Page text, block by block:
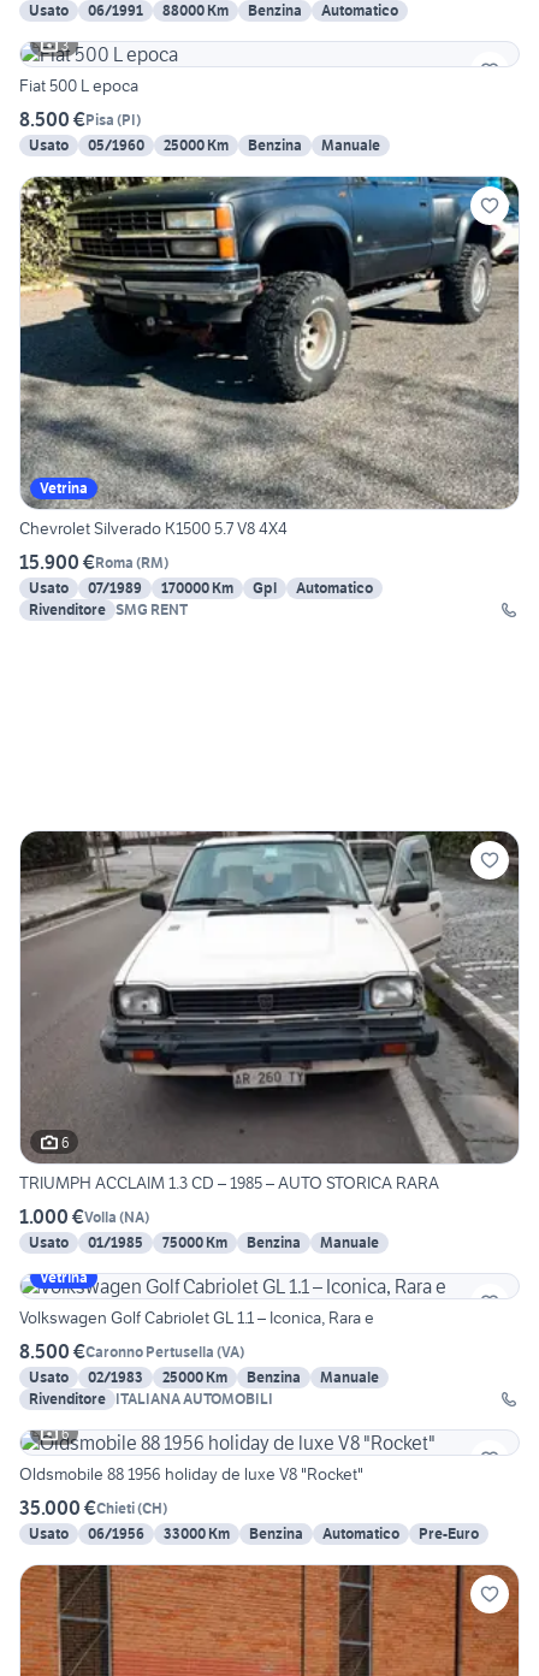
Usato
06/1991 88000 Km Benzina
Automatico
3
Fiat 500 L epoca
8.500 €Pisa (PI)
Usato
05/1960 25000 Km Benzina Manuale
Vetrina
Chevrolet Silverado K1500 5.7 V8 4X4
15.900 €Roma (RM)
Usato
07/1989 170000 Km Gpl
Automatico
Rivenditore SMG RENT
6
TRIUMPH ACCLAIM 1.3 CD – 1985 – AUTO STORICA RARA
1.000 €Volla (NA)
Usato
01/1985 75000 Km Benzina
Manuale
Vetrina
Volkswagen Golf Cabriolet GL 1.1 – Iconica, Rara e
8.500 €Caronno Pertusella (VA)
Usato
02/1983 25000 Km Benzina
Manuale
Rivenditore ITALIANA AUTOMOBILI
6
Oldsmobile 88 1956 holiday de luxe V8 "Rocket"
35.000 €Chieti(CH)
Usato
06/1956 33000 Km Benzina Automatico Pre-Euro